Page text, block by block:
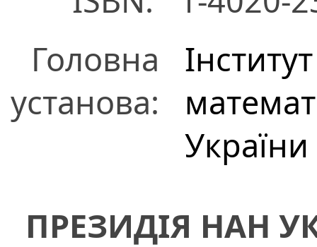
Головна
установа:
України
ПРЕЗИДІЯ НАН